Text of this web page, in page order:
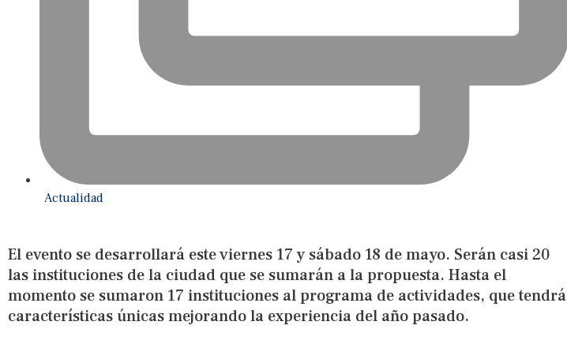
Actualidad
El evento se desarrollará este viernes 17 y sábado 18 de mayo. Serán casi 20
las instituciones de la ciudad que se sumarán a la propuesta. Hasta el
momento se sumaron 17 instituciones al programa de actividades, que tendrá
características únicas mejorando la experiencia del año pasado.